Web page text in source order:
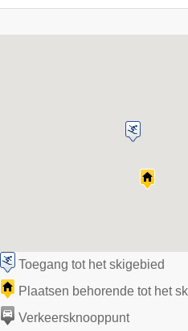
Toegang tot het skigebied
Plaatsen behorende tot het
Verkeersknooppunt